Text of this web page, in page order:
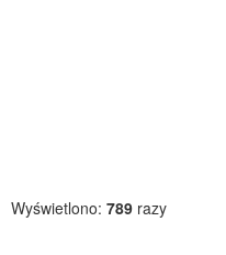
Wyświetlono: 789 razy